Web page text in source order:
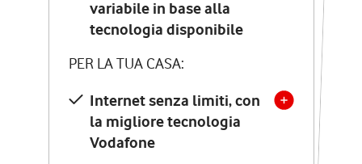
variabile in base alla
tecnologia disponibile
PER LA TUA CASA:
Internet senza limiti, con
la migliore tecnologia
Vodafone
tecnologia disponibile
PER LA TUA CASA:
Internet senza limiti, con
la migliore tecnologia
Vodafone
Modem Seven con Wi-Fi 7